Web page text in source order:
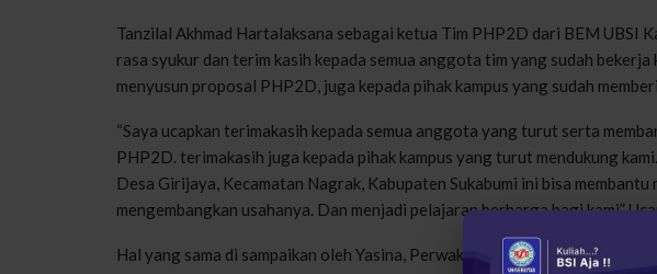
Tanzilal Akhmad Hartalaksana sebagai ketua Tim PHP2D dari BEM UBSI
rasa syukur dan terim kasih kepada semua anggota tim yang sudah bekerja
menyusun proposal PHP2D, juga kepada pihak kampus yang sudah
“Saya ucapkan terimakasih kepada semua anggota yang turut serta
PHP2D. terimakasih juga kepada pihak kampus yang turut mendukung
Desa Girijaya, Kecamatan Nagrak, Kabupaten Sukabumi ini bisa
mengembangkan usahanya. Dan menjadi pelajaran berharga bagi kami”
Hal yang sama di sampaikan oleh Yasina, Perwakilan dari Himpunan